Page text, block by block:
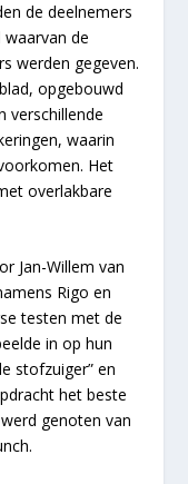
de deelnemers
de
werden gegeven.
opgebouwd
verschillende
waarin
Het
overlakbare
Jan-Willem van
Rigo en
testen met de
in op hun
stofzuiger” en
het beste
genoten van